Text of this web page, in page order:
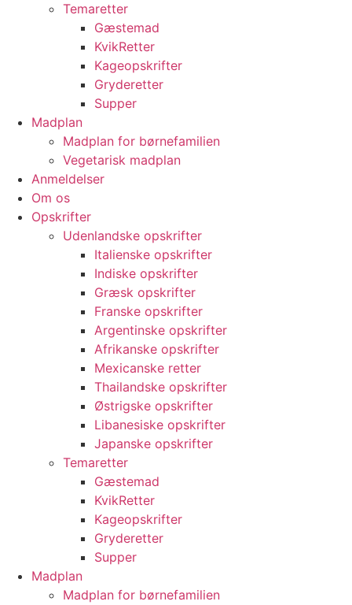
Temaretter
Gæstemad
KvikRetter
Kageopskrifter
Gryderetter
Supper
Madplan
Madplan for børnefamilien
Vegetarisk madplan
Anmeldelser
Om os
Opskrifter
Udenlandske opskrifter
Italienske opskrifter
Indiske opskrifter
Græsk opskrifter
Franske opskrifter
Argentinske opskrifter
Afrikanske opskrifter
Mexicanske retter
Thailandske opskrifter
Østrigske opskrifter
Libanesiske opskrifter
Japanske opskrifter
Temaretter
Gæstemad
KvikRetter
Kageopskrifter
Gryderetter
Supper
Madplan
Madplan for børnefamilien